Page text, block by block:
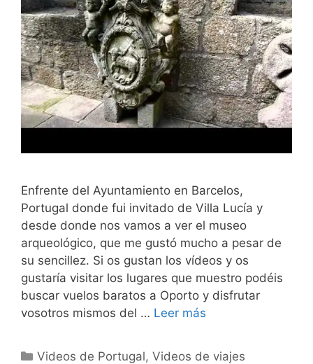
Enfrente del Ayuntamiento en Barcelos,
Portugal donde fui invitado de Villa Lucía y
desde donde nos vamos a ver el museo
arqueológico, que me gustó mucho a pesar de
su sencillez. Si os gustan los vídeos y os
gustaría visitar los lugares que muestro podéis
buscar vuelos baratos a Oporto y disfrutar
vosotros mismos del … Leer más
Categorías
Videos de Portugal,Videos de viajes